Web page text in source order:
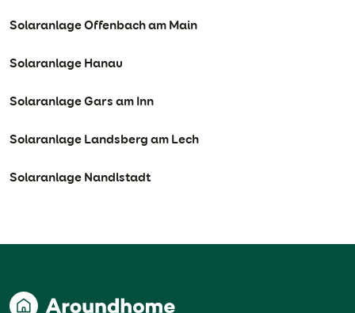
Solaranlage Offenbach am Main
Solaranlage Hanau
Solaranlage Gars am Inn
Solaranlage Landsberg am Lech
Solaranlage Nandlstadt